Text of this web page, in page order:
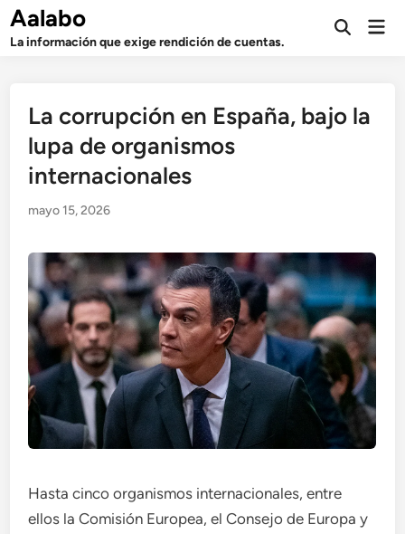
Saltar
contenido
Aalabo
La información que exige rendición de cuentas.
Abrir
La corrupción en España, bajo la
lupa de organismos
internacionales
mayo 15, 2026
Hasta cinco organismos internacionales, entre
ellos la Comisión Europea, el Consejo de Europa y